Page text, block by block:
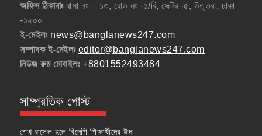
অফিস ঠিকানাঃবাসা নং – ১৩, রোড নং -১/বি, সেক্টর -৫, উত্তরা, ঢাকা
-১২০০
ই-মেইলঃ news@banglanews247.com
সম্পাদক ই-মেইলঃ editor@banglanews247.com
নিউজ রুম মোবাইলঃ+8801552493484
সাম্প্রতিক পোস্ট
শেখ রাসেল হলে বিদেশি শিক্ষার্থীদের ঈদ